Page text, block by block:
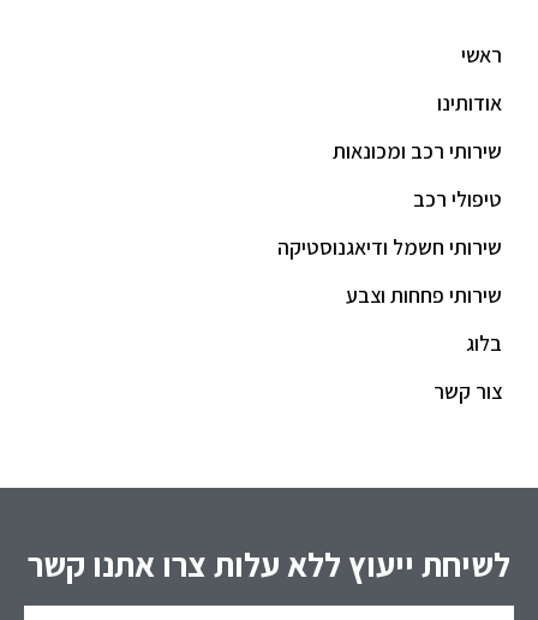
ראשי
אודותינו
שירותי רכב ומכונאות
טיפולי רכב
שירותי חשמל ודיאגנוסטיקה
שירותי פחחות וצבע
בלוג
צור קשר
לשיחת ייעוץ ללא עלות צרו אתנו קשר